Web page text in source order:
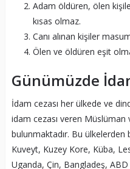
Adam öldüren, ölen
kısas olmaz.
Canı alınan kişiler
Ölen ve öldüren eşit
Günümüzde
İdam cezası her ülkede ve
idam cezası veren
bulunmaktadır. Bu ülkelerden
Kuveyt, Kuzey Kore, Küba,
Uganda, Çin, Bangladeş,